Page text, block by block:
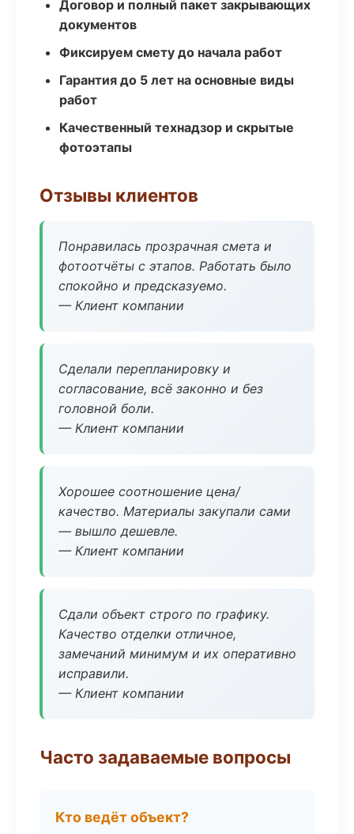
Договор и полный пакет закрывающих
документов
Фиксируем смету до начала работ
Гарантия до 5 лет на основные виды
работ
Качественный технадзор и скрытые
фотоэтапы
Отзывы клиентов
Понравилась прозрачная смета и
фотоотчёты с этапов. Работать было
спокойно и предсказуемо.
— Клиент компании
Сделали перепланировку и
согласование, всё законно и без
головной боли.
— Клиент компании
Хорошее соотношение цена/
качество. Материалы закупали сами
— вышло дешевле.
— Клиент компании
Сдали объект строго по графику.
Качество отделки отличное,
замечаний минимум и их оперативно
исправили.
— Клиент компании
Часто задаваемые вопросы
Кто ведёт объект?